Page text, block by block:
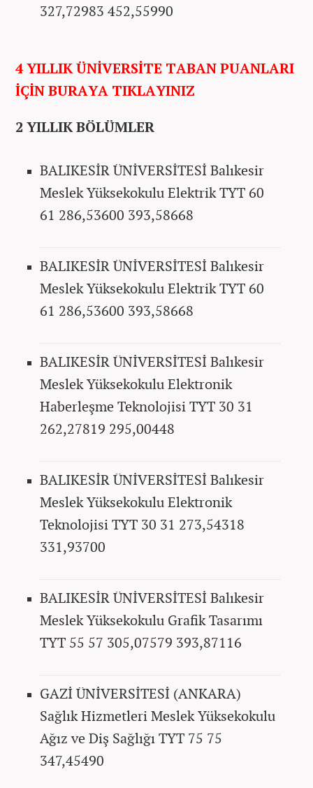
327,72983 452,55990
4 YILLIK ÜNİVERSİTE TABAN PUANLARI
İÇİN BURAYA TIKLAYINIZ
2 YILLIK BÖLÜMLER
BALIKESİR ÜNİVERSİTESİ Balıkesir
Meslek Yüksekokulu Elektrik TYT 60
61 286,53600 393,58668
BALIKESİR ÜNİVERSİTESİ Balıkesir
Meslek Yüksekokulu Elektrik TYT 60
61 286,53600 393,58668
BALIKESİR ÜNİVERSİTESİ Balıkesir
Meslek Yüksekokulu Elektronik
Haberleşme Teknolojisi TYT 30 31
262,27819 295,00448
BALIKESİR ÜNİVERSİTESİ Balıkesir
Meslek Yüksekokulu Elektronik
Teknolojisi TYT 30 31 273,54318
331,93700
BALIKESİR ÜNİVERSİTESİ Balıkesir
Meslek Yüksekokulu Grafik Tasarımı
TYT 55 57 305,07579 393,87116
GAZİ ÜNİVERSİTESİ (ANKARA)
Sağlık Hizmetleri Meslek Yüksekokulu
Ağız ve Diş Sağlığı TYT 75 75
347,45490